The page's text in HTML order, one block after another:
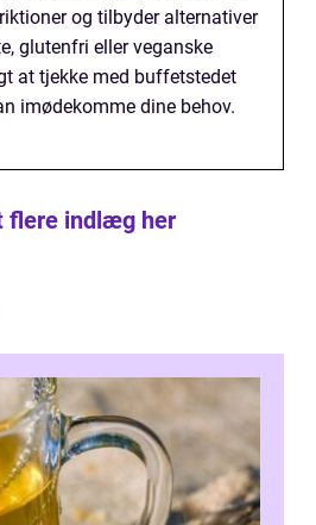
og tilbyder alternativer
glutenfri eller veganske
at tjekke med buffetstedet
imødekomme dine behov.
flere indlæg her